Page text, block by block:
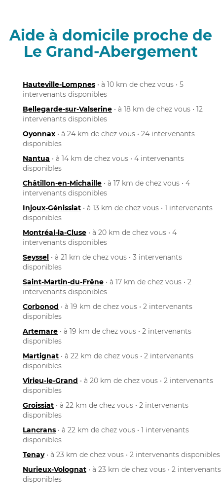
Aide à domicile proche de
Le Grand-Abergement
Hauteville-Lompnes • à 10 km de chez vous • 5
intervenants disponibles
Bellegarde-sur-Valserine • à 18 km de chez vous • 12
intervenants disponibles
Oyonnax • à 24 km de chez vous • 24 intervenants
disponibles
Nantua • à 14 km de chez vous • 4 intervenants
disponibles
Châtillon-en-Michaille • à 17 km de chez vous • 4
intervenants disponibles
Injoux-Génissiat • à 13 km de chez vous • 1 intervenants
disponibles
Montréal-la-Cluse • à 20 km de chez vous • 4
intervenants disponibles
Seyssel • à 21 km de chez vous • 3 intervenants
disponibles
Saint-Martin-du-Frêne • à 17 km de chez vous • 2
intervenants disponibles
Corbonod • à 19 km de chez vous • 2 intervenants
disponibles
Artemare • à 19 km de chez vous • 2 intervenants
disponibles
Martignat • à 22 km de chez vous • 2 intervenants
disponibles
Virieu-le-Grand • à 20 km de chez vous • 2 intervenants
disponibles
Groissiat • à 22 km de chez vous • 2 intervenants
disponibles
Lancrans • à 22 km de chez vous • 1 intervenants
disponibles
Tenay• à 23 km de chez vous • 2 intervenants disponibles
Nurieux-Volognat • à 23 km de chez vous • 2 intervenants
disponibles